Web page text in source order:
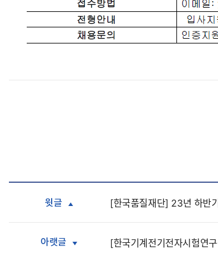
윗글 [한국품질재단] 23년 하반
아랫글 [한국기계전기전자시험연